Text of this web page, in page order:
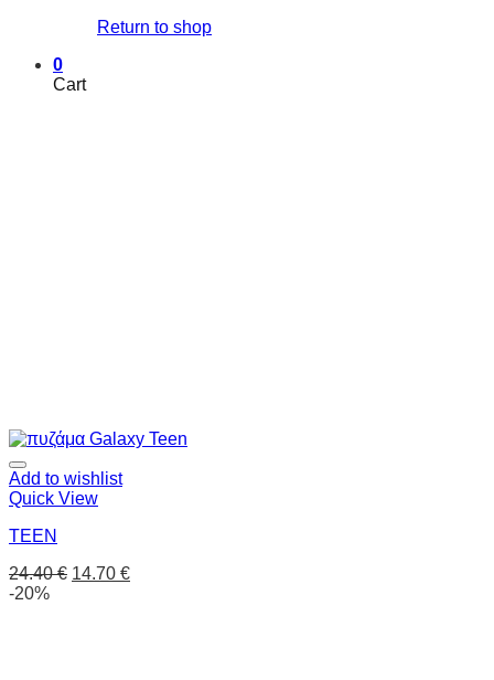
Return to shop
0
Cart
Add to wishlist
Quick View
TEEN
24.40€ 14.70 €
-20%